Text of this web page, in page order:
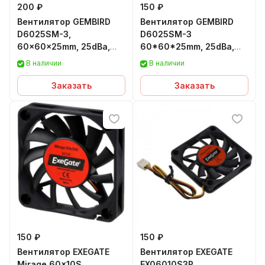
200 ₽
Вентилятор GEMBIRD
D6025SM-3,
60x60x25mm, 25dBa,
4000rpm, 3pin
В наличии
Заказать
150 ₽
Вентилятор GEMBIRD
D6025SM-3
60*60*25mm, 25dBa,
4000rpm, 3-pin, провод
В наличии
Заказать
150 ₽
Вентилятор EXEGATE
150 ₽
Вентилятор EXEGATE